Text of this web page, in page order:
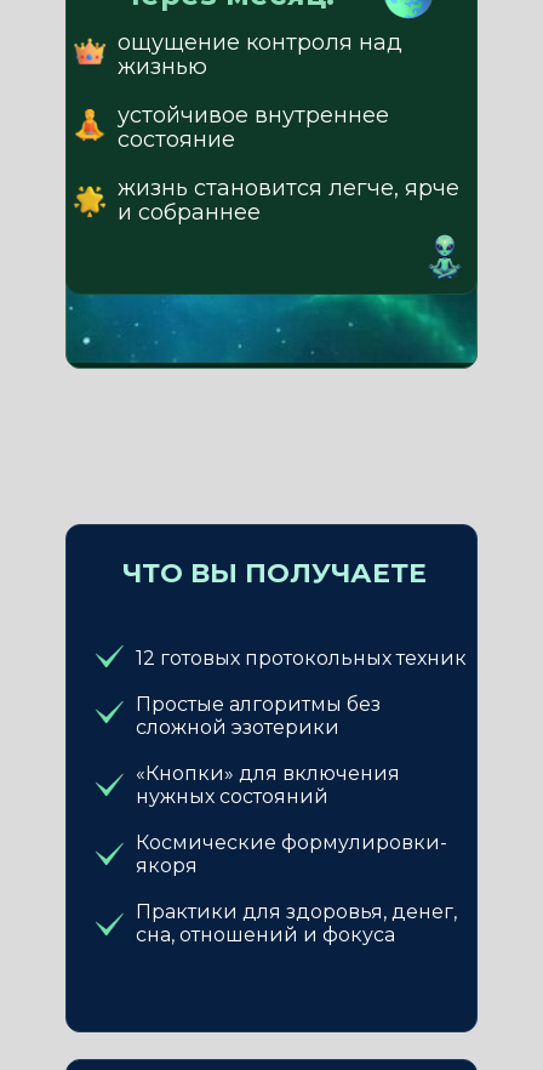
ощущение контроля над
жизнью
устойчивое внутреннее
состояние
жизнь становится легче, ярче
и собраннее
ЧТО ВЫ ПОЛУЧАЕТЕ
12 готовых протокольных техник
Простые алгоритмы без
сложной эзотерики
«Кнопки» для включения
нужных состояний
Космические формулировки-
якоря
Практики для здоровья, денег,
сна, отношений и фокуса